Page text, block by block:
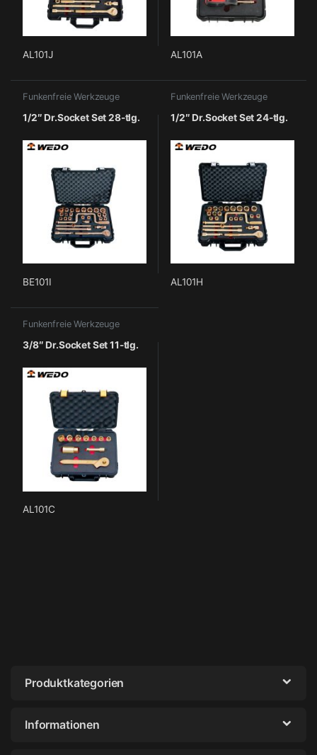
AL101J AL101A
Funkenfreie Werkzeuge
1/2″ Dr.Socket Set 28-tlg.
BE101I
Funkenfreie Werkzeuge
1/2″ Dr.Socket Set 24-tlg.
AL101H
Funkenfreie Werkzeuge
3/8″ Dr.Socket Set 11-tlg.
AL101C
Produktkategorien
Informationen